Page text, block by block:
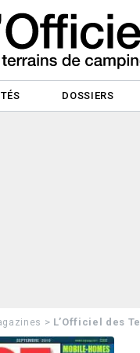
DOSSIERS
> L’Officiel des